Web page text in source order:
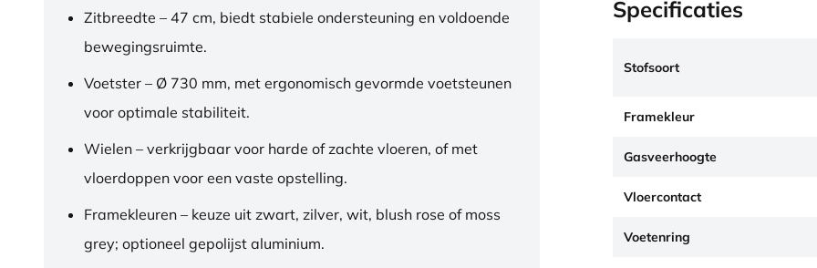
Zitbreedte – 47 cm, biedt stabiele ondersteuning en voldoende
bewegingsruimte.
Voetster – Ø 730 mm, met ergonomisch gevormde voetsteunen
voor optimale stabiliteit.
Wielen – verkrijgbaar voor harde of zachte vloeren, of met
vloerdoppen voor een vaste opstelling.
Framekleuren – keuze uit zwart, zilver, wit, blush rose of moss
grey; optioneel gepolijst aluminium.
Specificaties
Stofsoort
Framekleur
Gasveerhoogte
Vloercontact
Voetenring